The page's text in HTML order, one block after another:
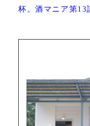
杯。酒マニア第13